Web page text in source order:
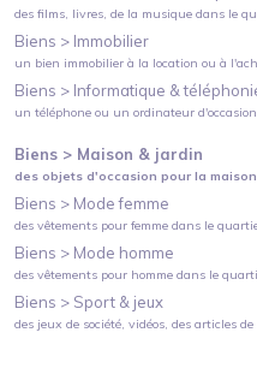
des films, livres, de la musique dans le
Biens > Immobilier
un bien immobilier à la location ou à
Biens > Informatique &
un téléphone ou un ordinateur d'occasion
Biens > Maison & jardin
des objets d'occasion pour la
Biens > Mode femme
des vêtements pour femme dans le
Biens > Mode homme
des vêtements pour homme dans le
Biens > Sport & jeux
des jeux de société, vidéos, des articles